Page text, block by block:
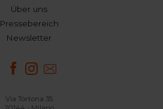
Über uns
Pressebereich
Newsletter
Via Tortona 35